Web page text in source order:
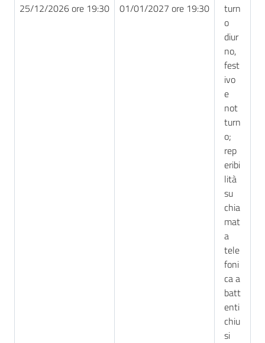
25/12/2026 ore 19:30 01/01/2027 ore 19:30
turn
o
diur
no,
fest
ivo
e
not
turn
o;
rep
eribi
lità
su
chia
mat
a
tele
foni
ca a
batt
enti
chiu
si